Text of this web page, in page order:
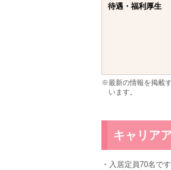
待遇・福利厚生
※最新の情報を掲載
います。
キャリア
・入居定員70名で